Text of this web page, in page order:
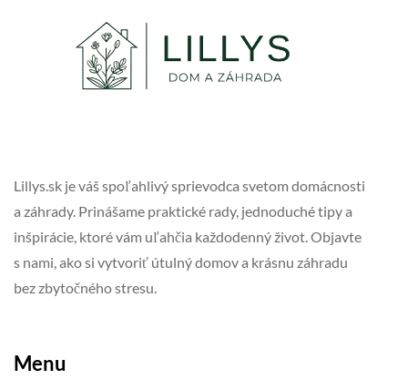
Lillys.sk je váš spoľahlivý sprievodca svetom domácnosti
a záhrady. Prinášame praktické rady, jednoduché tipy a
inšpirácie, ktoré vám uľahčia každodenný život. Objavte
s nami, ako si vytvoriť útulný domov a krásnu záhradu
bez zbytočného stresu.
Menu